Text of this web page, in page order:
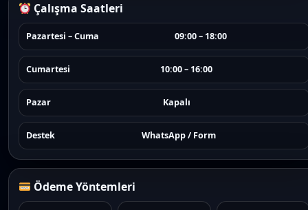
Çalışma Saatleri
Pazartesi – Cuma 09:00 – 18:00
Cumartesi 10:00 – 16:00
Pazar Kapalı
Destek WhatsApp / Form
Ödeme Yöntemleri